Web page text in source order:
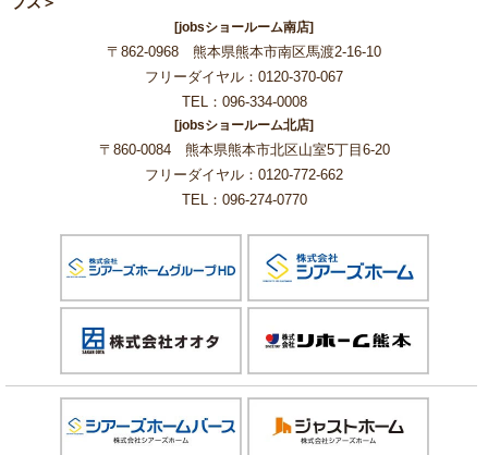
[jobsショールーム南店]
〒862-0968 熊本県熊本市南区馬渡2-16-10
フリーダイヤル：0120-370-067
TEL：096-334-0008
[jobsショールーム北店]
〒860-0084 熊本県熊本市北区山室5丁目6-20
フリーダイヤル：0120-772-662
TEL：096-274-0770